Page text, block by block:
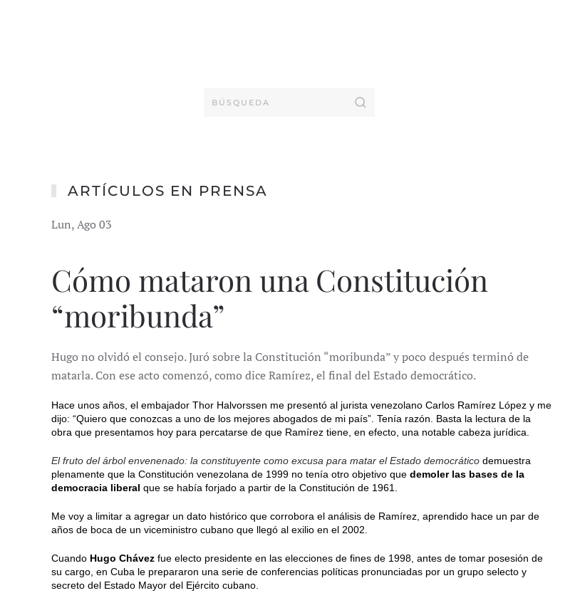
ARTÍCULOS EN PRENSA
Lun, Ago 03
Cómo mataron una Constitución
“moribunda”
Hugo no olvidó el consejo. Juró sobre la Constitución “moribunda” y poco después terminó de
matarla. Con ese acto comenzó, como dice Ramírez, el final del Estado democrático.
Hace unos años, el embajador Thor Halvorssen me presentó al jurista venezolano Carlos Ramírez López y me
dijo: “Quiero que conozcas a uno de los mejores abogados de mi país”. Tenía razón. Basta la lectura de la
obra que presentamos hoy para percatarse de que Ramírez tiene, en efecto, una notable cabeza jurídica.
El fruto del árbol envenenado: la constituyente como excusa para matar el Estado democrático demuestra
plenamente que la Constitución venezolana de 1999 no tenía otro objetivo que demoler las bases de la
democracia liberal que se había forjado a partir de la Constitución de 1961.
Me voy a limitar a agregar un dato histórico que corrobora el análisis de Ramírez, aprendido hace un par de
años de boca de un viceministro cubano que llegó al exilio en el 2002.
Cuando Hugo Chávez fue electo presidente en las elecciones de fines de 1998, antes de tomar posesión de
su cargo, en Cuba le prepararon una serie de conferencias políticas pronunciadas por un grupo selecto y
secreto del Estado Mayor del Ejército cubano.